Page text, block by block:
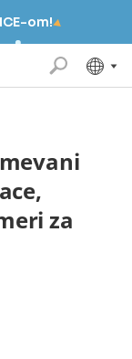
om!
za